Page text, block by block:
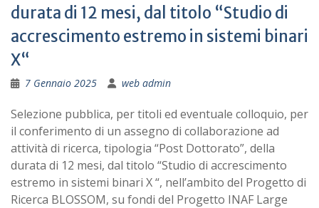
durata di 12 mesi, dal titolo “Studio di
accrescimento estremo in sistemi binari
X“
7 Gennaio 2025 web admin
Selezione pubblica, per titoli ed eventuale colloquio, per
il conferimento di un assegno di collaborazione ad
attività di ricerca, tipologia “Post Dottorato”, della
durata di 12 mesi, dal titolo “Studio di accrescimento
estremo in sistemi binari X “, nell’ambito del Progetto di
Ricerca BLOSSOM, su fondi del Progetto INAF Large